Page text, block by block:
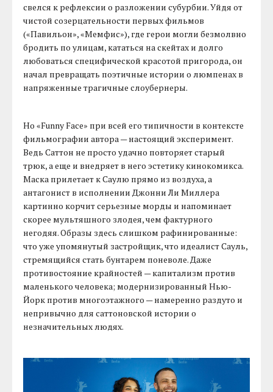
свелся к рефлексии о разложении субурбии. Уйдя от
чистой созерцательности первых фильмов
(«Павильон», «Мемфис»), где герои могли безмолвно
бродить по улицам, кататься на скейтах и долго
любоваться специфической красотой пригорода, он
начал превращать поэтичные истории о люмпенах в
напряженные трагичные слоубернеры.
Но «Funny Face» при всей его типичности в контексте
фильмографии автора — настоящий эксперимент.
Ведь Саттон не просто удачно повторяет старый
трюк, а еще и внедряет в него эстетику кинокомикса.
Маска прилетает к Саулю прямо из воздуха, а
антагонист в исполнении Джонни Ли Миллера
картинно корчит серьезные морды и напоминает
скорее мультяшного злодея, чем фактурного
негодяя. Образы здесь слишком рафинированные:
что уже упомянутый застройщик, что идеалист Сауль,
стремящийся стать бунтарем поневоле. Даже
противостояние крайностей — капитализм против
маленького человека; модернизированный Нью-
Йорк против многоэтажного — намеренно раздуто и
непривычно для саттоновской истории о
незначительных людях.